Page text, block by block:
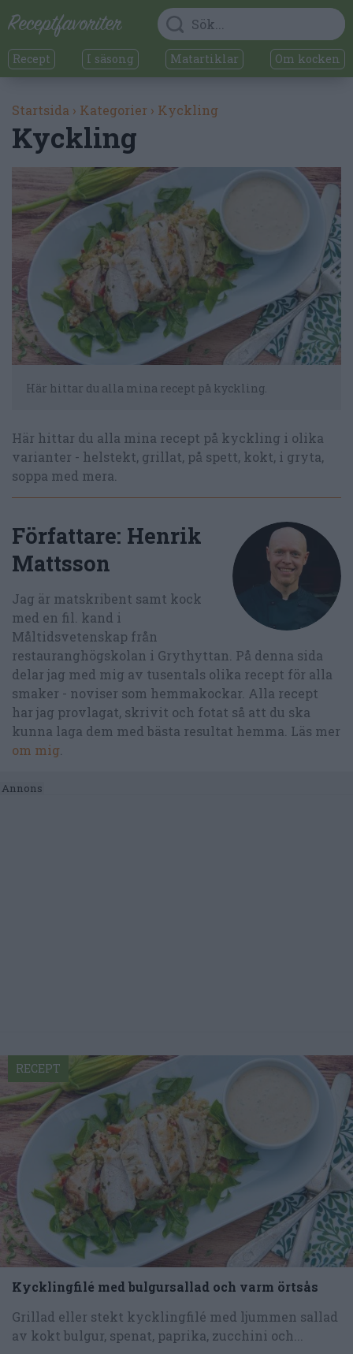
Recept I säsong Matartiklar Om kocken
Startsida › Kategorier › Kyckling
Kyckling
Här hittar du alla mina recept på kyckling.
Här hittar du alla mina recept på kyckling i olika
varianter - helstekt, grillat, på spett, kokt, i gryta,
soppa med mera.
Författare: Henrik
Mattsson
Jag är matskribent samt kock
med en fil. kand i
Måltidsvetenskap från
restauranghögskolan i Grythyttan. På denna sida
delar jag med mig av tusentals olika recept för alla
smaker - noviser som hemmakockar. Alla recept
har jag provlagat, skrivit och fotat så att du ska
kunna laga dem med bästa resultat hemma. Läs mer
om mig
Kycklingfilé med bulgursallad och varm örtsås
Grillad eller stekt kycklingfilé med ljummen sallad
av kokt bulgur, spenat, paprika, zucchini och...
RECEPT